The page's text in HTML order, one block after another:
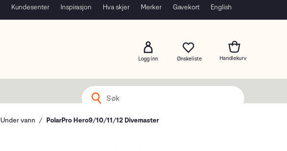
Kundesenter Inspirasjon Hva skjer Merker Gavekort English
Logg inn
Under vann PolarPro Hero9/10/11/12 Divemaster